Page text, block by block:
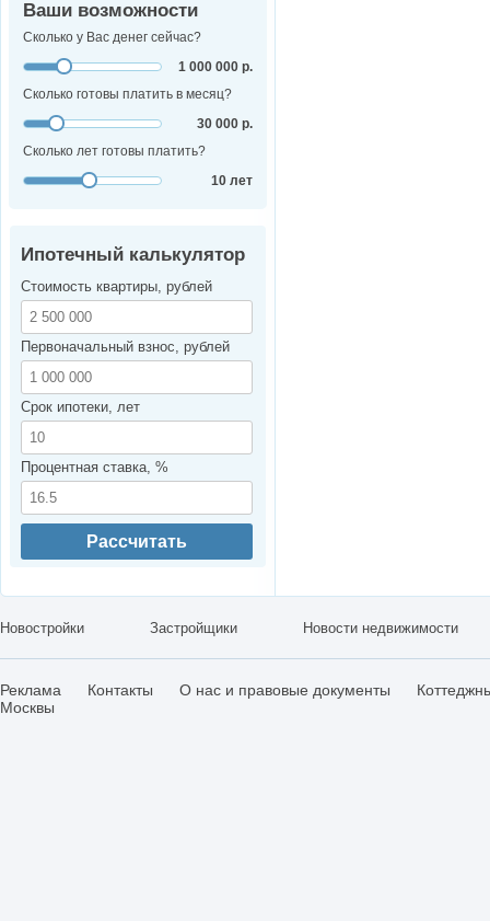
Ваши возможности
Сколько у Вас денег сейчас?
1 000 000 р.
Сколько готовы платить в месяц?
30 000 р.
Сколько лет готовы платить?
10 лет
Ипотечный калькулятор
Стоимость квартиры, рублей
Первоначальный взнос, рублей
Срок ипотеки, лет
Процентная ставка, %
Рассчитать
Новостройки Застройщики Новости недвижимости
Реклама Контакты О нас и правовые документы
Москвы